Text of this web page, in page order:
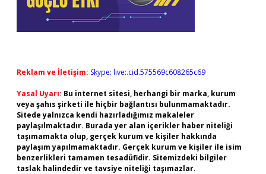
Reklam ve İletişim: Skype: live:.cid.575569c608265c69
Yasal Uyarı: Bu internet sitesi, herhangi bir marka, kurum
veya şahıs şirketi ile hiçbir bağlantısı bulunmamaktadır.
Sitede yalnızca kendi hazırladığımız makaleler
paylaşılmaktadır. Burada yer alan içerikler haber niteliği
taşımamakta olup, gerçek kurum ve kişiler hakkında
paylaşım yapılmamaktadır. Gerçek kurum ve kişiler ile isim
benzerlikleri tamamen tesadüfidir. Sitemizdeki bilgiler
taslak halindedir ve tavsiye niteliği taşımazlar.